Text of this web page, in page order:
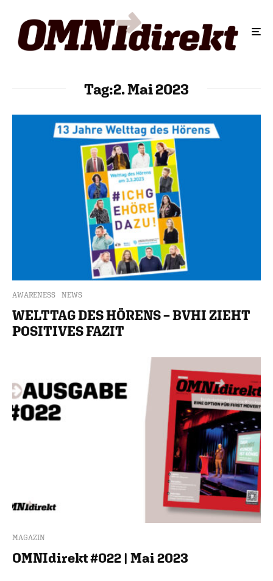
Tag:2. Mai 2023
AWARENESS NEWS
WELTTAG DES HÖRENS – BVHI ZIEHT
POSITIVES FAZIT
MAGAZIN
OMNIdirekt #022 | Mai 2023